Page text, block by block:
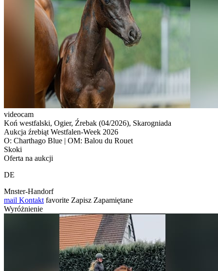
videocam
Koń westfalski, Ogier, Źrebak (04/2026), Skarogniada
Aukcja źrebiąt Westfalen-Week 2026
O: Charthago Blue | OM: Balou du Rouet
Skoki
Oferta na aukcji
DE
Mnster-Handorf
mail Kontakt favorite Zapisz Zapamiętane
Wyróżnienie